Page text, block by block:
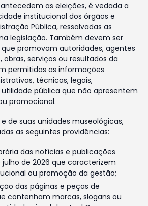
as eleições, é vedada a
institucional dos órgãos e
Pública, ressalvadas as
legislação. Também devem ser
promovam autoridades, agentes
obras, serviços ou resultados da
permitidas as informações
técnicas, legais,
pública que não apresentem
promocional.
de suas unidades museológicas,
as seguintes providências:
das notícias e publicações
de 2026 que caracterizem
ou promoção da gestão;
das páginas e peças de
contenham marcas, slogans ou